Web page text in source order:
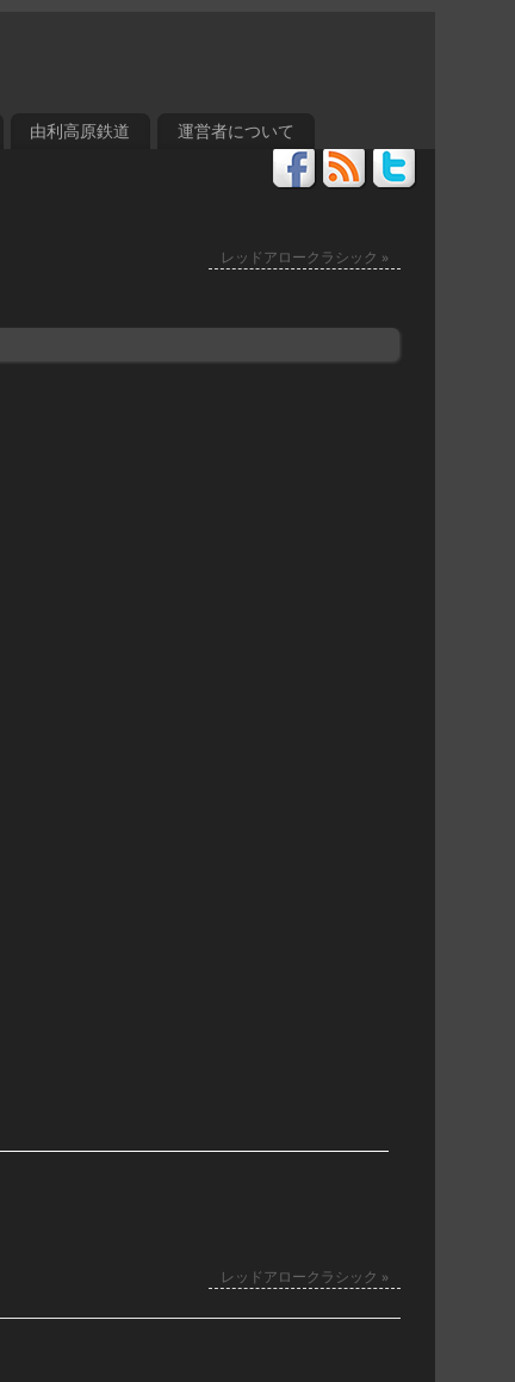
由利高原鉄道 運営者について
レッドアロークラシック »
レッドアロークラシック »